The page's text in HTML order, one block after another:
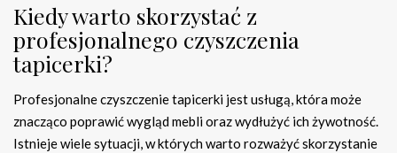
Kiedy warto skorzystać z
profesjonalnego czyszczenia
tapicerki?
Profesjonalne czyszczenie tapicerki jest usługą, która może
znacząco poprawić wygląd mebli oraz wydłużyć ich żywotność.
Istnieje wiele sytuacji, w których warto rozważyć skorzystanie